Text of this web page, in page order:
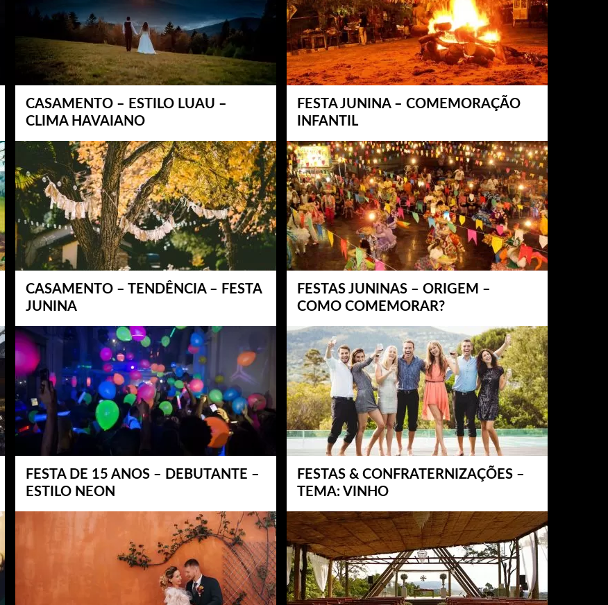
CASAMENTO – ESTILO LUAU –
CLIMA HAVAIANO
FESTA JUNINA – COMEMORAÇÃO
INFANTIL
CASAMENTO – TENDÊNCIA – FESTA
JUNINA
FESTAS JUNINAS – ORIGEM –
COMO COMEMORAR?
FESTA DE 15 ANOS – DEBUTANTE –
ESTILO NEON
FESTAS & CONFRATERNIZAÇÕES –
TEMA: VINHO